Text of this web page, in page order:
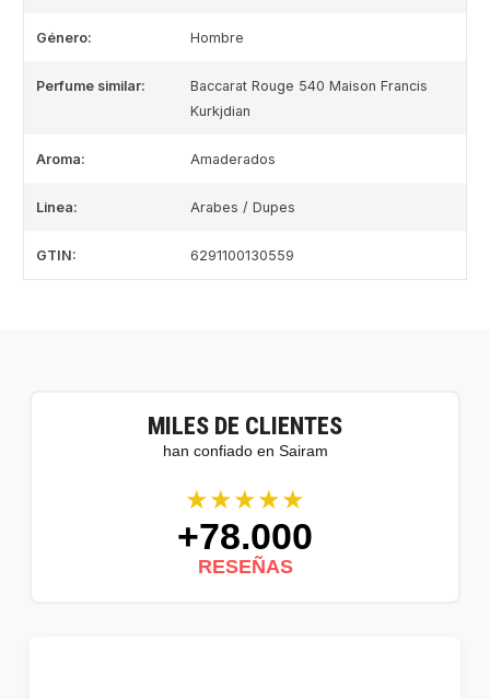
Género: Hombre
Perfume similar:
Baccarat Rouge 540 Maison Francis
Kurkjdian
Aroma: Amaderados
Linea: Arabes / Dupes
GTIN: 6291100130559
MILES DE CLIENTES
han confiado en Sairam
★★★★★
+78.000
RESEÑAS